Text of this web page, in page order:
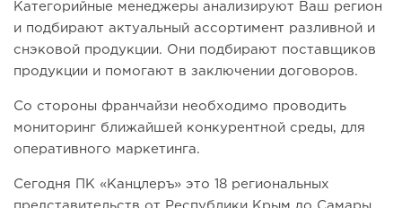
Категорийные менеджеры анализируют Ваш регион
и подбирают актуальный ассортимент разливной и
снэковой продукции. Они подбирают поставщиков
продукции и помогают в заключении договоров.
Со стороны франчайзи необходимо проводить
мониторинг ближайшей конкурентной среды, для
оперативного маркетинга.
Сегодня ПК «Канцлеръ» это 18 региональных